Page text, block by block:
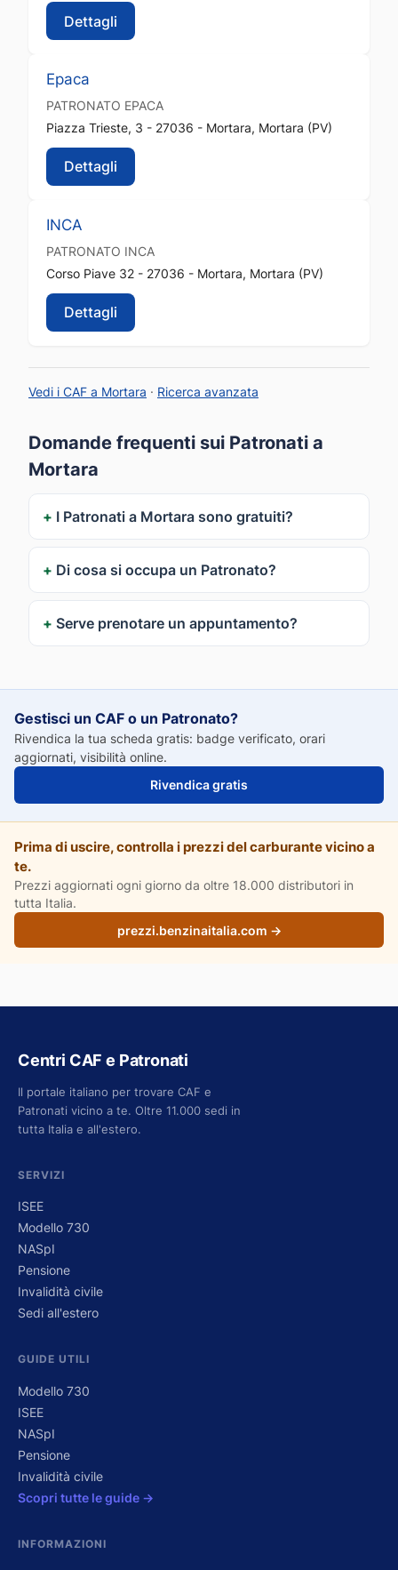
Dettagli
Epaca
PATRONATO EPACA
Piazza Trieste, 3 - 27036 - Mortara, Mortara (PV)
Dettagli
INCA
PATRONATO INCA
Corso Piave 32 - 27036 - Mortara, Mortara (PV)
Dettagli
Vedi i CAF a Mortara · Ricerca avanzata
Domande frequenti sui Patronati a
Mortara
I Patronati a Mortara sono gratuiti?
Di cosa si occupa un Patronato?
Serve prenotare un appuntamento?
Gestisci un CAF o un Patronato?
Rivendica la tua scheda gratis: badge verificato, orari
aggiornati, visibilità online.
Rivendica gratis
Prima di uscire, controlla i prezzi del carburante vicino a
te.
Prezzi aggiornati ogni giorno da oltre 18.000 distributori in
tutta Italia.
prezzi.benzinaitalia.com →
Centri CAF e Patronati
Il portale italiano per trovare CAF e
Patronati vicino a te. Oltre 11.000 sedi in
tutta Italia e all'estero.
SERVIZI
ISEE
Modello 730
NASpI
Pensione
Invalidità civile
Sedi all'estero
GUIDE UTILI
Modello 730
ISEE
NASpI
Pensione
Invalidità civile
Scopri tutte le guide →
INFORMAZIONI